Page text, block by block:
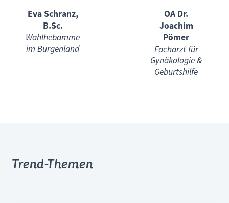
Eva Schranz,
B.Sc.
Wahlhebamme
im Burgenland
OA Dr.
Joachim
Pömer
Facharzt für
Gynäkologie &
Geburtshilfe
Trend-Themen